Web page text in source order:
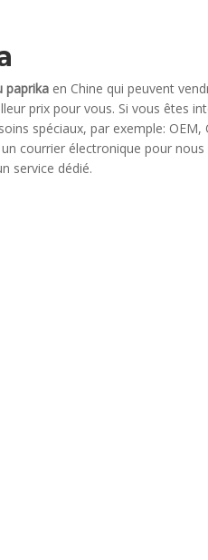
paprika en Chine qui peuvent
prix pour vous. Si vous êtes
spéciaux, par exemple:
courrier électronique pour
service dédié.